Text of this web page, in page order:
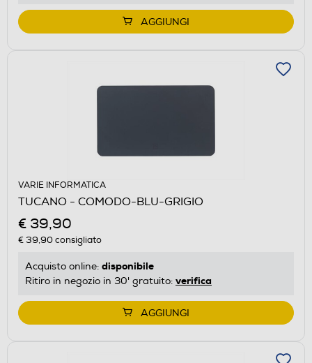
AGGIUNGI
VARIE INFORMATICA
TUCANO - COMODO-BLU-GRIGIO
€ 39,90
€ 39,90consigliato
Acquisto online: disponibile
Ritiro in negozio in 30' gratuito: verifica
AGGIUNGI